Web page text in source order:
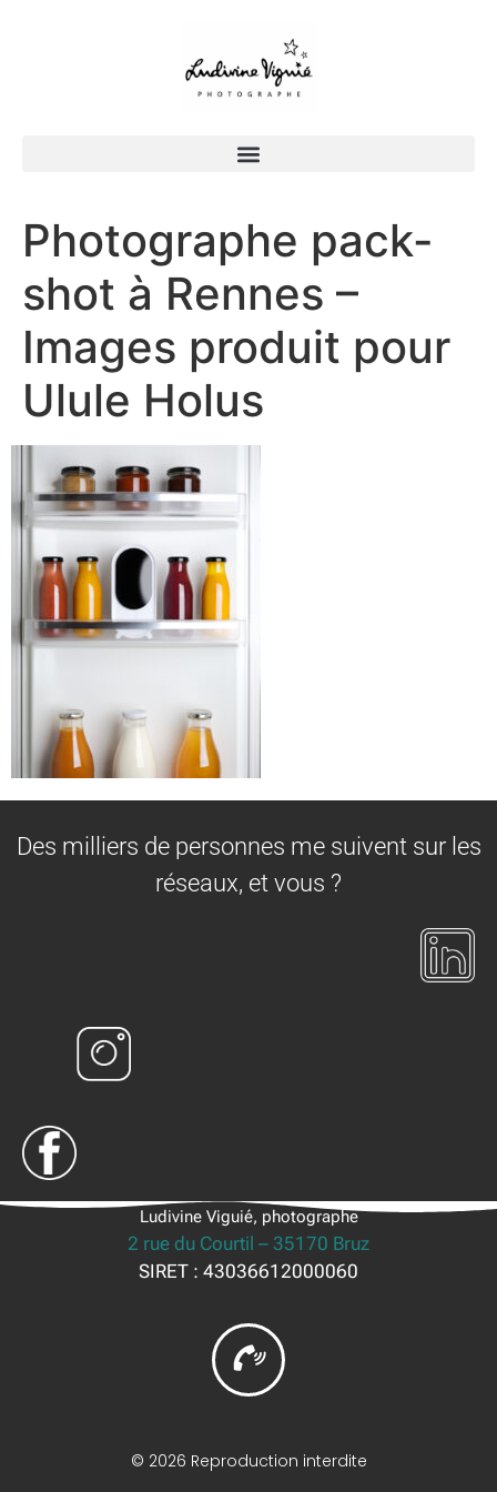
Photographe pack-
shot à Rennes –
Images produit pour
Ulule Holus
Des milliers de personnes me suivent sur les
réseaux, et vous ?
Ludivine Viguié, photographe
2 rue du Courtil – 35170 Bruz
SIRET : 43036612000060
© 2026 Reproduction interdite